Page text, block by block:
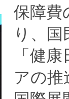
保障費
り、
「健
アの推